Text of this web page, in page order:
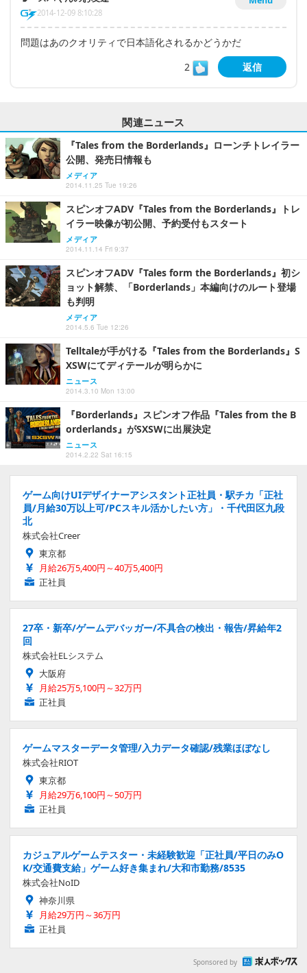
2014-12-09 8:10:28
問題はあのクオリティで日本語化されるかどうかだ
2
返信
関連ニュース
『Tales from the Borderlands』ローンチトレイラー
公開、発売日情報も
メディア
2014.11.25 Tue 19:26
スピンオフADV『Tales from the Borderlands』トレ
イラー映像が初公開、予約受付もスタート
メディア
2014.11.14 Fri 9:37
スピンオフADV『Tales form the Borderlands』初シ
ョット解禁、「Borderlands」本編向けのルート登場
も判明
メディア
2014.5.6 Tue 12:26
Telltaleが手がける『Tales from the Borderlands』S
XSWにてディテールが明らかに
ニュース
2014.3.10 Mon 13:00
『Borderlands』スピンオフ作品『Tales from the B
orderlands』がSXSWに出展決定
ニュース
2014.2.22 Sat 16:15
ゲーム向けUIデザイナーアシスタント正社員・駅チカ「正社
員/月給30万以上可/PCスキル活かしたい方」・千代田区九段
北
株式会社Creer
東京都
月給26万5,400円～40万5,400円
正社員
27卒・新卒/ゲームデバッガー/不具合の検出・報告/昇給年2
回
株式会社ELシステム
大阪府
月給25万5,100円～32万円
正社員
ゲームマスターデータ管理/入力データ確認/残業ほぼなし
株式会社RIOT
東京都
月給29万6,100円～50万円
正社員
カジュアルゲームテスター・未経験歓迎「正社員/平日のみO
K/交通費支給」ゲーム好き集まれ/大和市勤務/8535
株式会社NoID
神奈川県
月給29万円～36万円
正社員
Sponsored by